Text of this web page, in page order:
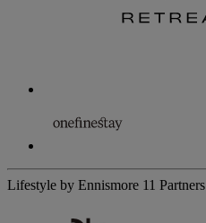
Lifestyle by Ennismore 11 Partners